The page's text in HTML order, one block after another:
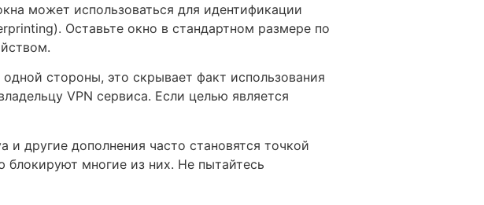
может использоваться для идентификации
Оставьте окно в стандартном размере по
стороны, это скрывает факт использования
VPN сервиса. Если целью является
и другие дополнения часто становятся точкой
многие из них. Не пытайтесь